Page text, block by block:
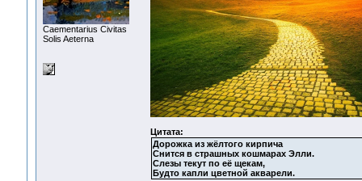
Сaementarius Civitas
Solis Aeterna
Цитата:
Дорожка из жёлтого кирпича
Снится в страшных кошмарах Элли.
Слезы текут по её щекам,
Будто капли цветной акварели.